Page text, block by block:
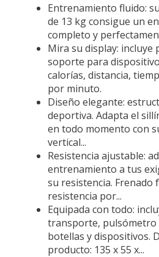
Entrenamiento fluido:
de 13 kg consigue un
completo y
Mira su display: incluye
soporte para
calorías, distancia,
por minuto.
Diseño elegante:
deportiva. Adapta el
en todo momento con
vertical...
Resistencia ajustable:
entrenamiento a tus
su resistencia. Frenado
resistencia por...
Equipada con todo:
transporte, pulsómetro
botellas y dispositivos.
producto: 135 x 55 x...